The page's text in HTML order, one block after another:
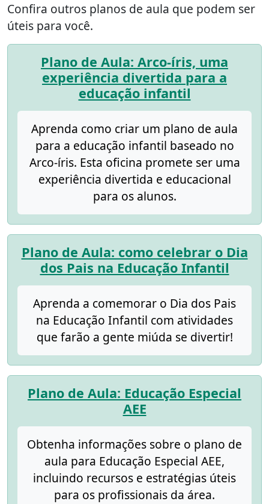
Confira outros planos de aula que podem ser
úteis para você.
Plano de Aula: Arco-íris, uma
experiência divertida para a
educação infantil
Aprenda como criar um plano de aula
para a educação infantil baseado no
Arco-íris. Esta oficina promete ser uma
experiência divertida e educacional
para os alunos.
Plano de Aula: como celebrar o Dia
dos Pais na Educação Infantil
Aprenda a comemorar o Dia dos Pais
na Educação Infantil com atividades
que farão a gente miúda se divertir!
Plano de Aula: Educação Especial
AEE
Obtenha informações sobre o plano de
aula para Educação Especial AEE,
incluindo recursos e estratégias úteis
para os profissionais da área.